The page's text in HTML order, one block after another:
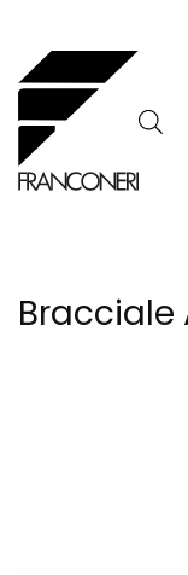
Skip to main
Bracciale